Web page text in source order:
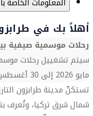
أهلاً بك في
رحلات موسمية صيفية
مايو 2026 إلى 30 أغسطس 2026.
تستكنّ مدينة طرابزون
شمال شرق تركيا، وتُعرف